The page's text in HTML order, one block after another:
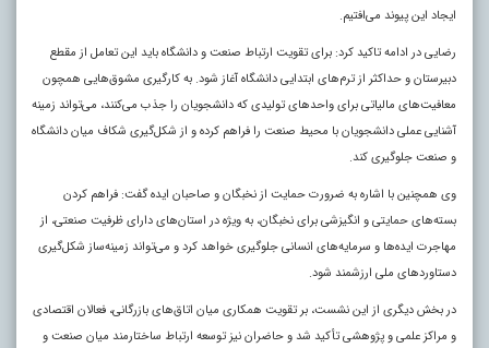
ایجاد این پیوند می‌افتیم.
رضایی در ادامه تاکید کرد: برای تقویت ارتباط صنعت و دانشگاه باید این تعامل از مقطع
دبیرستان و حداکثر از ترم‌های ابتدایی دانشگاه آغاز شود. به‌ کارگیری مشوق‌هایی همچون
معافیت‌های مالیاتی برای واحدهای تولیدی که دانشجویان را جذب می‌کنند، می‌تواند زمینه
آشنایی عملی دانشجویان با محیط صنعت را فراهم کرده و از شکل‌گیری شکاف میان دانشگاه
و صنعت جلوگیری کند.
وی همچنین با اشاره به ضرورت حمایت از نخبگان و صاحبان ایده گفت: فراهم کردن
بسته‌های حمایتی و انگیزشی برای نخبگان، به‌ ویژه در استان‌های دارای ظرفیت صنعتی، از
مهاجرت ایده‌ها و سرمایه‌های انسانی جلوگیری خواهد کرد و می‌تواند زمینه‌ساز شکل‌گیری
دستاوردهای ملی ارزشمند شود.
در بخش دیگری از این نشست، بر تقویت همکاری میان اتاق‌های بازرگانی، فعالان اقتصادی
و مراکز علمی و پژوهشی تأکید شد و حاضران نیز توسعه ارتباط ساختارمند میان صنعت و